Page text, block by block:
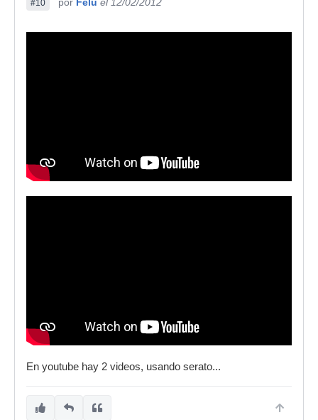
#10
En youtube hay 2 videos, usando serato...